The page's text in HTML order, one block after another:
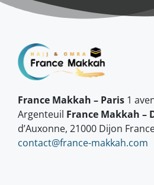
France Makkah – Paris 1
Argenteuil France Makkah –
d’Auxonne, 21000 Dijon
contact@france-makkah.com